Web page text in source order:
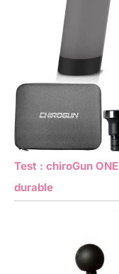
Test : chiroGun
durable